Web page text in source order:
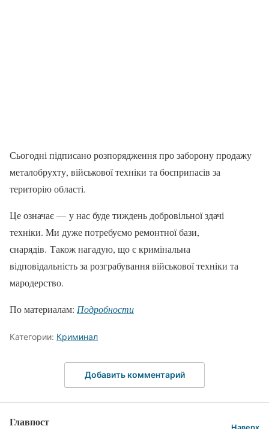
Сьогодні підписано розпорядження про заборону продажу
металобрухту, військової техніки та боєприпасів за
територію області.
Це означає — у нас буде тиждень добровільної здачі
техніки. Ми дуже потребуємо ремонтної бази,
снарядів. Також нагадую, що є кримінальна
відповідальність за розграбування військової техніки та
мародерство.
По материалам: Подробности
Категории: Криминал
Добавить комментарий
Главпост